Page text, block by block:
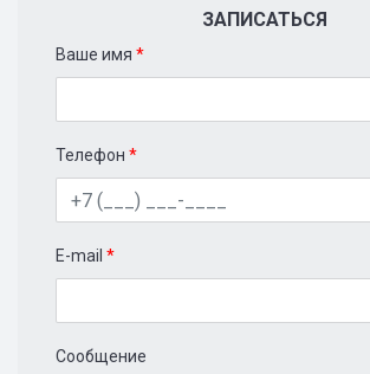
ЗАПИСАТЬСЯ
Ваше имя *
Телефон *
E-mail *
Сообщение